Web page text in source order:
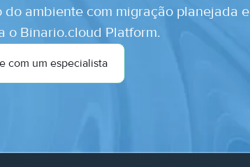
ambiente com migração planejada e
o Binario.cloud Platform.
com um especialista